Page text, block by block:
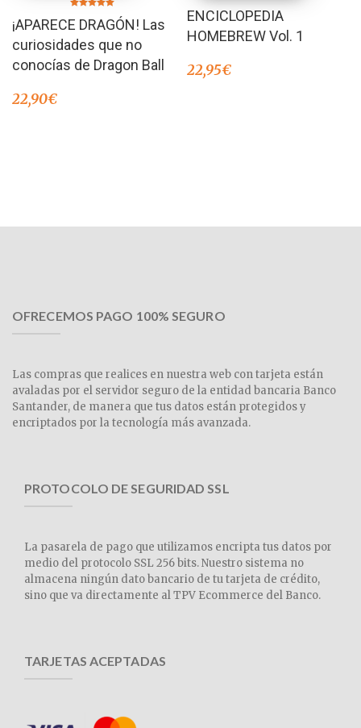
5.00
de 5
¡APARECE DRAGÓN! Las
curiosidades que no
conocías de Dragon Ball
22,90€
ENCICLOPEDIA
HOMEBREW Vol. 1
22,95€
OFRECEMOS PAGO 100% SEGURO
Las compras que realices en nuestra web con tarjeta están
avaladas por el servidor seguro de la entidad bancaria Banco
Santander, de manera que tus datos están protegidos y
encriptados por la tecnología más avanzada.
PROTOCOLO DE SEGURIDAD SSL
La pasarela de pago que utilizamos encripta tus datos por
medio del protocolo SSL 256 bits. Nuestro sistema no
almacena ningún dato bancario de tu tarjeta de crédito,
sino que va directamente al TPV Ecommerce del Banco.
TARJETAS ACEPTADAS